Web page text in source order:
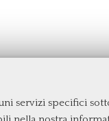
servizi specifici